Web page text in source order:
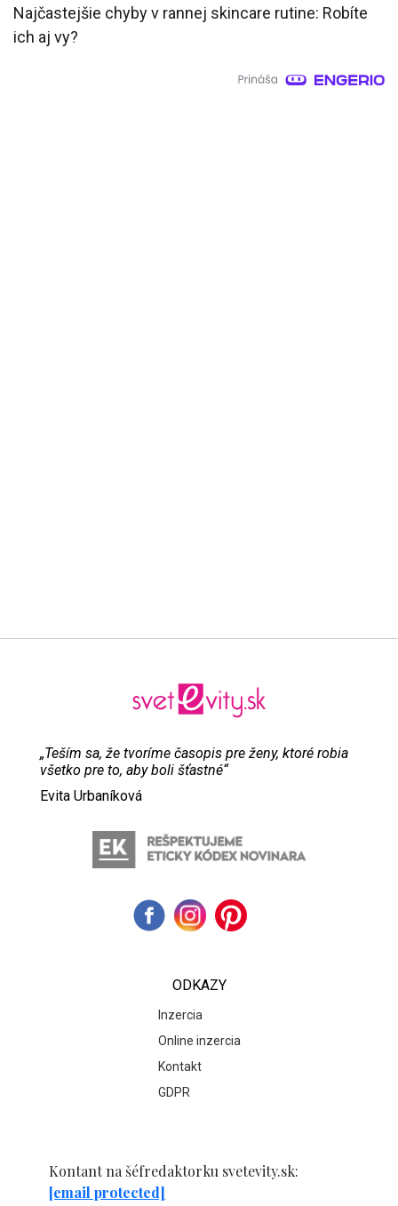
Najčastejšie chyby v rannej skincare rutine: Robíte
ich aj vy?
„Teším sa, že tvoríme časopis pre ženy, ktoré robia
všetko pre to, aby boli šťastné“
Evita Urbaníková
ODKAZY
Inzercia
Online inzercia
Kontakt
GDPR
Kontant na šéfredaktorku svetevity.sk:
[email protected]